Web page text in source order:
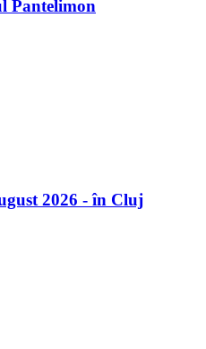
Pantelimon
2026 - în Cluj